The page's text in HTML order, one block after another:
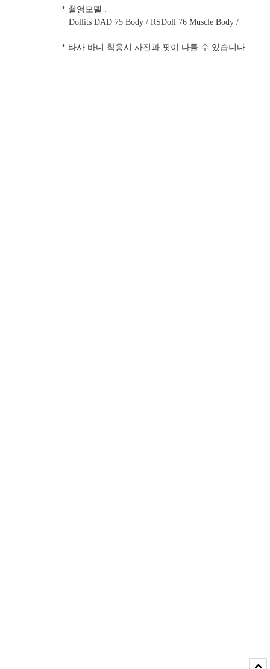
* 촬영모델 :
Dollits DAD 75 Body / RSDoll 76 Muscle Body /
* 타사 바디 착용시 사진과 핏이 다를 수 있습니다.